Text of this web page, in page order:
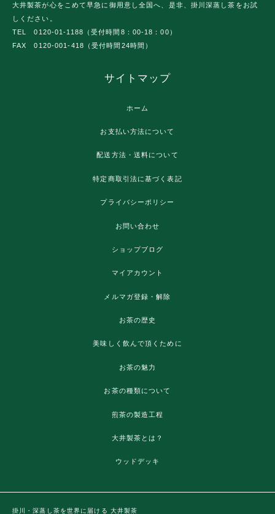
大井製茶が心をこめて早急に御用意し全国へ、是非、掛川深蒸し茶をお試
しください。
TEL 0120-01-1188（受付時間8：00-18：00）
FAX 0120-001-418（受付時間24時間）
サイトマップ
ホーム
お支払い方法について
配送方法・送料について
特定商取引法に基づく表記
プライバシーポリシー
お問い合わせ
ショップブログ
マイアカウント
メルマガ登録・解除
お茶の歴史
美味しく飲んで頂くために
お茶の魅力
お茶の種類について
煎茶の製造工程
大井製茶とは？
ウッドデッキ
掛川・深蒸し茶を世界に届ける 大井製茶